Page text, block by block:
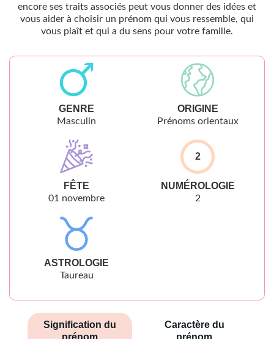
encore ses traits associés peut vous donner des idées et
vous aider à choisir un prénom qui vous ressemble, qui
vous plaît et qui a du sens pour votre famille.
GENRE
Masculin
ORIGINE
Prénoms orientaux
FÊTE
01 novembre
2
NUMÉROLOGIE
2
ASTROLOGIE
Taureau
Signification du
prénom
Caractère du
prénom